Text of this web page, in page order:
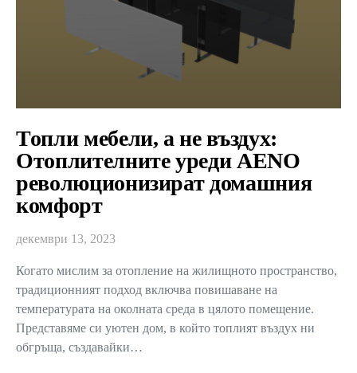
Топли мебели, а не въздух:
Отоплителните уреди AENO
революционизират домашния
комфорт
декември 13, 2023
Когато мислим за отопление на жилищното пространство,
традиционният подход включва повишаване на
температурата на околната среда в цялото помещение.
Представяме си уютен дом, в който топлият въздух ни
обгръща, създавайки…